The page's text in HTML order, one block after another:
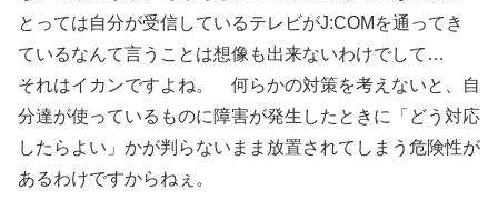
とっては自分が受信しているテレビがJ:COMを通ってき
ているなんて言うことは想像も出来ないわけでして…
それはイカンですよね。 何らかの対策を考えないと、自
分達が使っているものに障害が発生したときに「どう対応
したらよい」かが判らないまま放置されてしまう危険性が
あるわけですからねぇ。